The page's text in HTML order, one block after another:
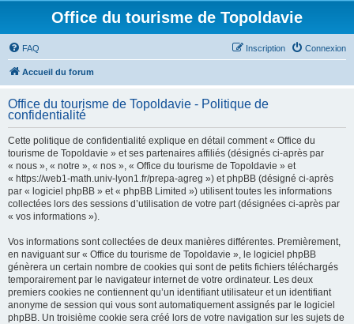
Office du tourisme de Topoldavie
FAQ Connexion
Inscription
Accueil du forum
Office du tourisme de Topoldavie - Politique de
confidentialité
Cette politique de confidentialité explique en détail comment « Office du
tourisme de Topoldavie » et ses partenaires affiliés (désignés ci-après par
« nous », « notre », « nos », « Office du tourisme de Topoldavie » et
« https://web1-math.univ-lyon1.fr/prepa-agreg ») et phpBB (désigné ci-après
par « logiciel phpBB » et « phpBB Limited ») utilisent toutes les informations
collectées lors des sessions d’utilisation de votre part (désignées ci-après par
« vos informations »).
Vos informations sont collectées de deux manières différentes. Premièrement,
en naviguant sur « Office du tourisme de Topoldavie », le logiciel phpBB
génèrera un certain nombre de cookies qui sont de petits fichiers téléchargés
temporairement par le navigateur internet de votre ordinateur. Les deux
premiers cookies ne contiennent qu’un identifiant utilisateur et un identifiant
anonyme de session qui vous sont automatiquement assignés par le logiciel
phpBB. Un troisième cookie sera créé lors de votre navigation sur les sujets de